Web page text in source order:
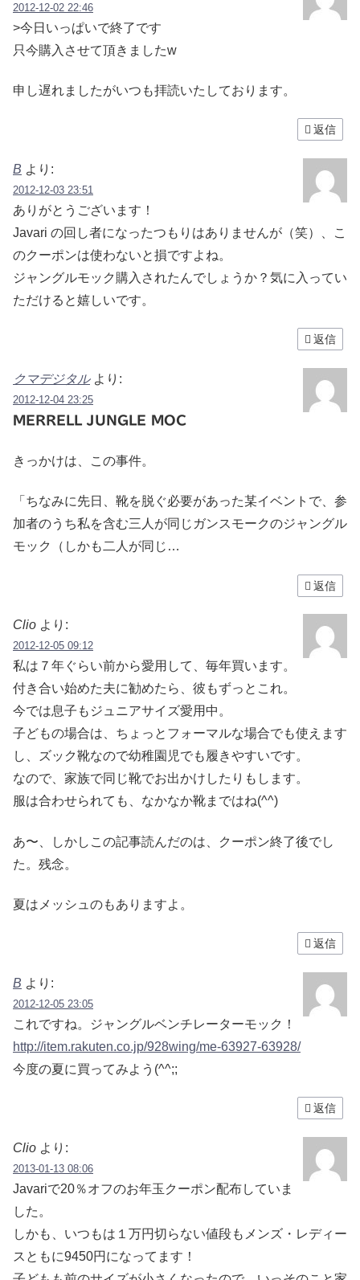
2012-12-02 22:46
>今日いっぱいで終了です
只今購入させて頂きましたw
申し遅れましたがいつも拝読いたしております。
返信
B より:
2012-12-03 23:51
ありがとうございます！
Javari の回し者になったつもりはありませんが（笑）、こ
のクーポンは使わないと損ですよね。
ジャングルモック購入されたんでしょうか？気に入ってい
ただけると嬉しいです。
返信
クマデジタル より:
2012-12-04 23:25
MERRELL JUNGLE MOC
きっかけは、この事件。
「ちなみに先日、靴を脱ぐ必要があった某イベントで、参
加者のうち私を含む三人が同じガンスモークのジャングル
モック（しかも二人が同じ…
返信
Clio より:
2012-12-05 09:12
私は７年ぐらい前から愛用して、毎年買います。
付き合い始めた夫に勧めたら、彼もずっとこれ。
今では息子もジュニアサイズ愛用中。
子どもの場合は、ちょっとフォーマルな場合でも使えます
し、ズック靴なので幼稚園児でも履きやすいです。
なので、家族で同じ靴でお出かけしたりもします。
服は合わせられても、なかなか靴まではね(^^)
あ〜、しかしこの記事読んだのは、クーポン終了後でし
た。残念。
夏はメッシュのもありますよ。
返信
B より:
2012-12-05 23:05
これですね。ジャングルベンチレーターモック！
http://item.rakuten.co.jp/928wing/me-63927-63928/
今度の夏に買ってみよう(^^;;
返信
Clio より:
2013-01-13 08:06
Javariで20％オフのお年玉クーポン配布していま
した。
しかも、いつもは１万円切らない値段もメンズ・レディー
スともに9450円になってます！